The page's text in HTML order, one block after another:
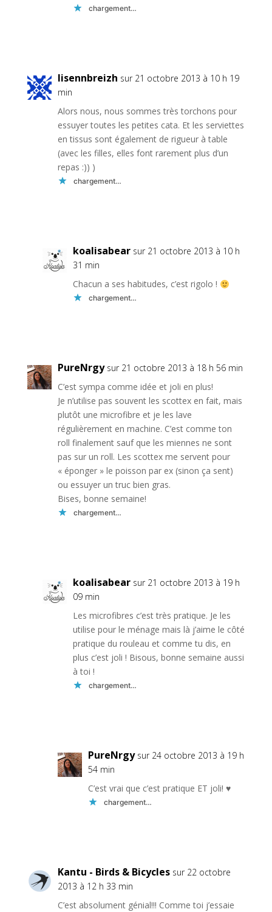
chargement…
lisennbreizh sur 21 octobre 2013 à 10 h 19
min
Alors nous, nous sommes très torchons pour
essuyer toutes les petites cata. Et les serviettes
en tissus sont également de rigueur à table
(avec les filles, elles font rarement plus d’un
repas :)) )
chargement…
koalisabear sur 21 octobre 2013 à 10 h
31 min
Chacun a ses habitudes, c’est rigolo !
chargement…
PureNrgy sur 21 octobre 2013 à 18 h 56 min
C’est sympa comme idée et joli en plus!
Je n’utilise pas souvent les scottex en fait, mais
plutôt une microfibre et je les lave
régulièrement en machine. C’est comme ton
roll finalement sauf que les miennes ne sont
pas sur un roll. Les scottex me servent pour
« éponger » le poisson par ex (sinon ça sent)
ou essuyer un truc bien gras.
Bises, bonne semaine!
chargement…
koalisabear sur 21 octobre 2013 à 19 h
09 min
Les microfibres c’est très pratique. Je les
utilise pour le ménage mais là j’aime le côté
pratique du rouleau et comme tu dis, en
plus c’est joli ! Bisous, bonne semaine aussi
à toi !
chargement…
PureNrgy sur 24 octobre 2013 à 19 h
54 min
C’est vrai que c’est pratique ET joli! ♥
chargement…
Kantu - Birds & Bicycles sur 22 octobre
2013 à 12 h 33 min
C’est absolument génial!!! Comme toi j’essaie